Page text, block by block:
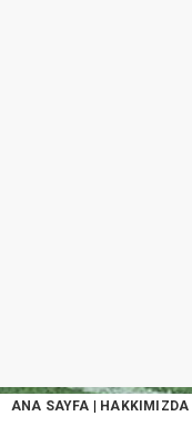
ANA SAYFA HAKKIMIZDA